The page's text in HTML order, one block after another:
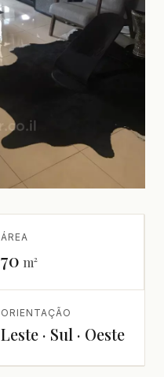
ÁREA
70 m²
ORIENTAÇÃO
Leste · Sul · Oeste